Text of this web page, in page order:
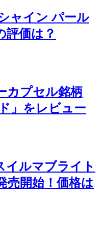
ャイン パール
評価は？
カプセル銘柄
」をレビュー
イルマブライト
売開始！価格は